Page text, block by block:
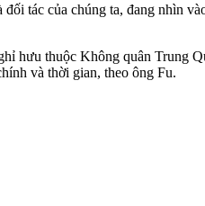
tác của chúng ta, đang nhìn
hưu thuộc Không quân Trung
và thời gian, theo ông Fu.